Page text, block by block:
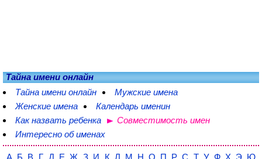
Тайна имени онлайн
Тайна имени онлайн
Мужские имена
Женские имена
Календарь именин
Как назвать ребенка
Совместимость имен
Интересно об именах
А Б В Г Д Е Ж З И К Л М Н О П Р С Т У Ф Х Э Ю